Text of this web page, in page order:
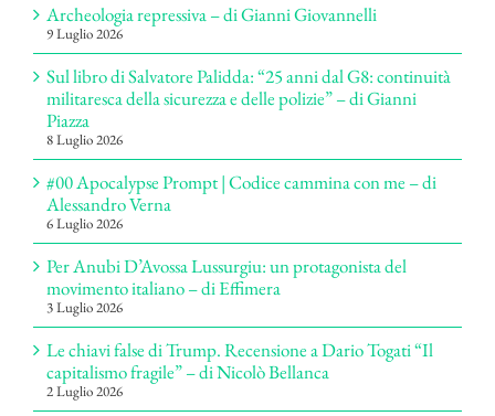
Archeologia repressiva – di Gianni Giovannelli
9 Luglio 2026
Sul libro di Salvatore Palidda: “25 anni dal G8: continuità
militaresca della sicurezza e delle polizie” – di Gianni
Piazza
8 Luglio 2026
#00 Apocalypse Prompt | Codice cammina con me – di
Alessandro Verna
6 Luglio 2026
Per Anubi D’Avossa Lussurgiu: un protagonista del
movimento italiano – di Effimera
3 Luglio 2026
Le chiavi false di Trump. Recensione a Dario Togati “Il
capitalismo fragile” – di Nicolò Bellanca
2 Luglio 2026